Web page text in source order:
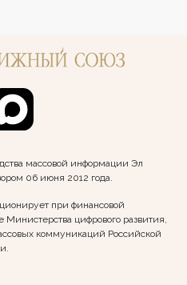
массовой информации Эл
06 июня 2012 года.
при финансовой
Министерства цифрового развития,
коммуникаций Российской